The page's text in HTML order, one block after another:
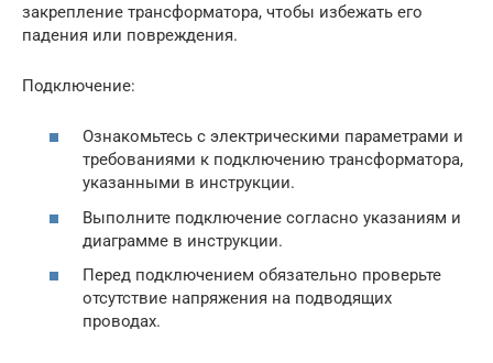
закрепление трансформатора, чтобы избежать его
падения или повреждения.
Подключение:
Ознакомьтесь с электрическими параметрами и
требованиями к подключению трансформатора,
указанными в инструкции.
Выполните подключение согласно указаниям и
диаграмме в инструкции.
Перед подключением обязательно проверьте
отсутствие напряжения на подводящих
проводах.